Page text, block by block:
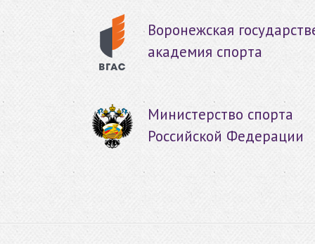
Воронежская
академия спорта
Министерство спорта
Российской Федерации